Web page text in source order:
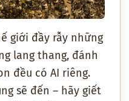
giới đầy rẫy những
lang thang, đánh
đều có AI riêng.
sẽ đến – hãy giết